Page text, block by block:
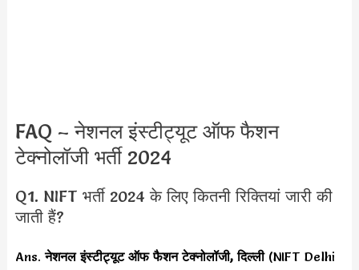
FAQ – नेशनल इंस्टीट्यूट ऑफ फैशन
टेक्नोलॉजी भर्ती 2024
Q1. NIFT भर्ती 2024 के लिए कितनी रिक्तियां जारी की
जाती हैं?
Ans.नेशनल इंस्टीट्यूट ऑफ फैशन टेक्नोलॉजी, दिल्ली(NIFT Delhi